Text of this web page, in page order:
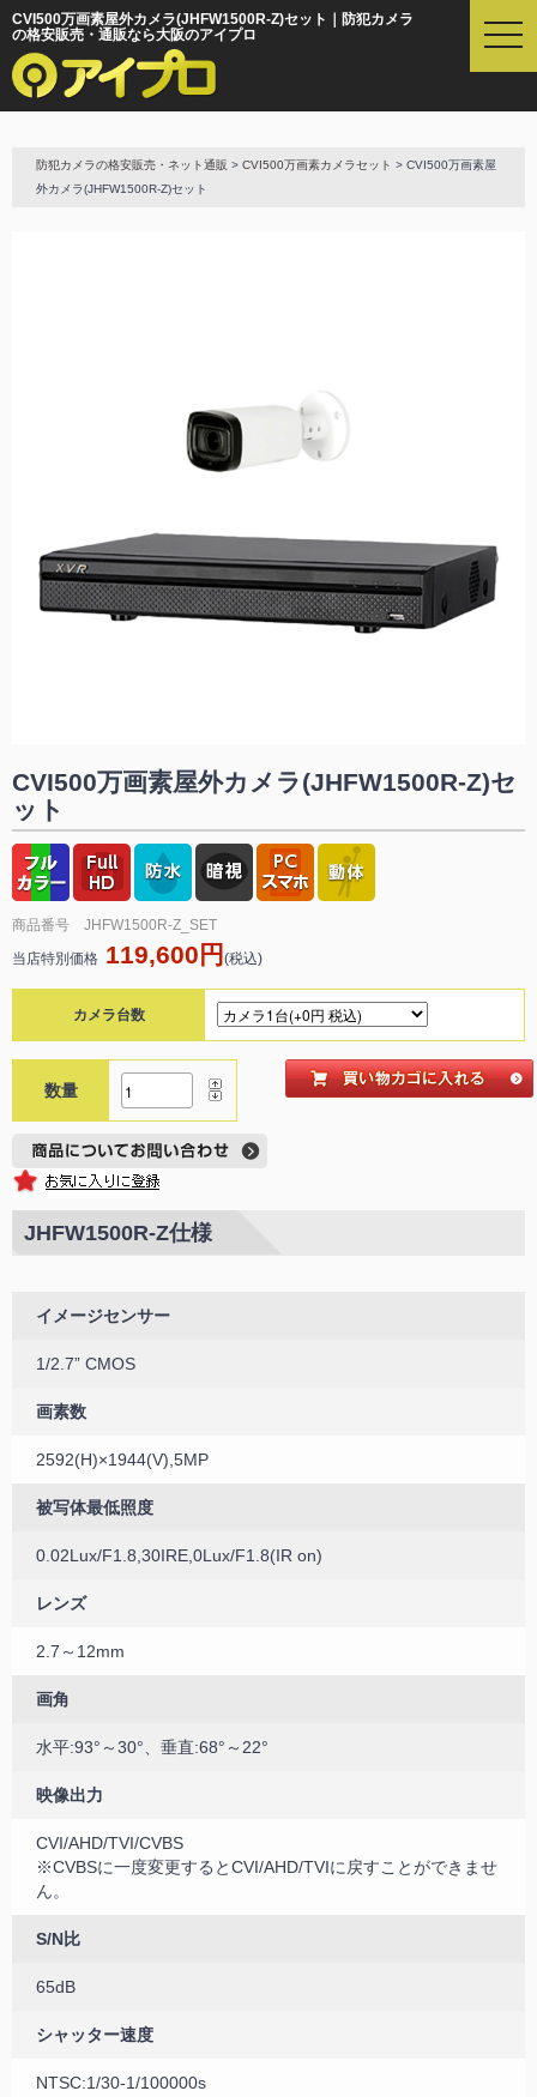
CVI500万画素屋外カメラ(JHFW1500R-Z)セット｜防犯カメラ
の格安販売・通販なら大阪のアイプロ
t
防犯カメラの格安販売・ネット通販 > CVI500万画素カメラセット > CVI500万画素屋
外カメラ(JHFW1500R-Z)セット
CVI500万画素屋外カメラ(JHFW1500R-Z)セ
ット
商品番号 JHFW1500R-Z_SET
当店特別価格 119,600円 (税込)
カメラ台数
数量
JHFW1500R-Z仕様
イメージセンサー
1/2.7” CMOS
画素数
2592(H)×1944(V),5MP
被写体最低照度
0.02Lux/F1.8,30IRE,0Lux/F1.8(IR on)
レンズ
2.7～12mm
画角
水平:93°～30°、垂直:68°～22°
映像出力
CVI/AHD/TVI/CVBS
※CVBSに一度変更するとCVI/AHD/TVIに戻すことができませ
ん。
S/N比
65dB
シャッター速度
NTSC:1/30-1/100000s